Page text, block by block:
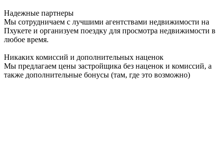
Надежные партнеры
Мы сотрудничаем с лучшими агентствами недвижимости на
Пхукете и организуем поездку для просмотра недвижимости в
любое время.
Никаких комиссий и дополнительных наценок
Мы предлагаем цены застройщика без наценок и комиссий, а
также дополнительные бонусы (там, где это возможно)